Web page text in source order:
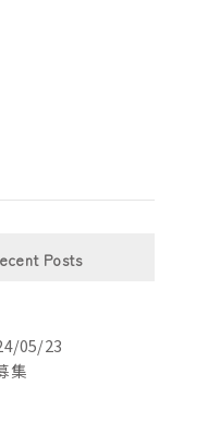
Posts
05/23
集